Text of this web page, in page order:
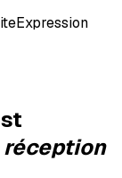
Expression